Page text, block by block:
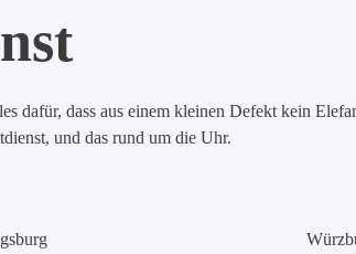
dafür, dass aus einem kleinen Defekt kein
und das rund um die Uhr.